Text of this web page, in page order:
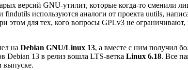
версий GNU-утилит, которые когда-то сменили
используются аналоги от проекта uutils,
этом для тех, кого вопросы GPLv3 не
на Debian GNU/Linux 13, а вместе с ним получил
Debian 13 в релиз вошла LTS-ветка Linux 6.18. Все
выпуске.